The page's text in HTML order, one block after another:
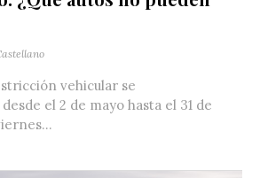
vehicular se
el 2 de mayo hasta el 31 de